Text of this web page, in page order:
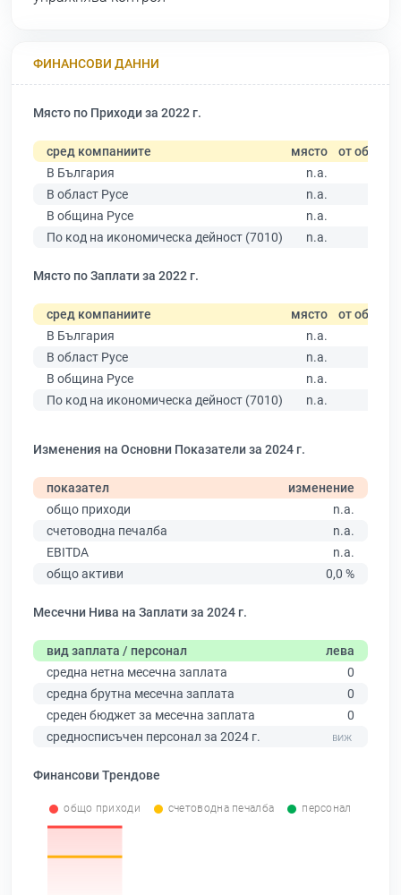
ФИНАНСОВИ ДАННИ
Място по Приходи за 2022 г.
сред компаниите място от общо
В България
n.a.
В област Русе
n.a.
В община Русе
n.a.
По код на икономическа дейност (7010)
n.a.
Място по Заплати за 2022 г.
сред компаниите място от общо
В България
n.a.
В област Русе
n.a.
В община Русе
n.a.
По код на икономическа дейност (7010)
n.a.
Изменения на Основни Показатели за 2024 г.
показател
изменение
общо приходи
n.a.
счетоводна печалба
n.a.
EBITDA
n.a.
общо активи
0,0 %
Месечни Нива на Заплати за 2024 г.
вид заплата / персонал
лева
средна нетна месечна заплата
0
средна брутна месечна заплата
0
среден бюджет за месечна заплата
0
средносписъчен персонал за 2024 г.
Финансови Трендове
общо приходи счетоводна печалба персонал